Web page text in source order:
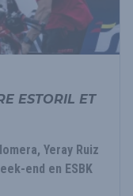
ESTORIL ET
Yeray Ruiz
end en ESBK